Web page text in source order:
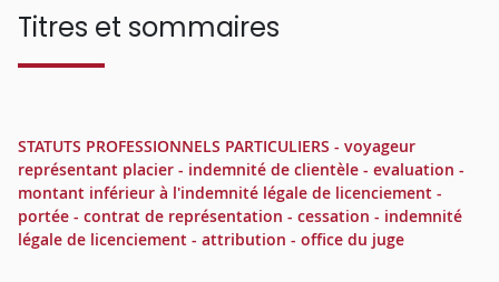
Titres et sommaires
STATUTS PROFESSIONNELS PARTICULIERS - voyageur
représentant placier - indemnité de clientèle - evaluation -
montant inférieur à l'indemnité légale de licenciement -
portée - contrat de représentation - cessation - indemnité
légale de licenciement - attribution - office du juge